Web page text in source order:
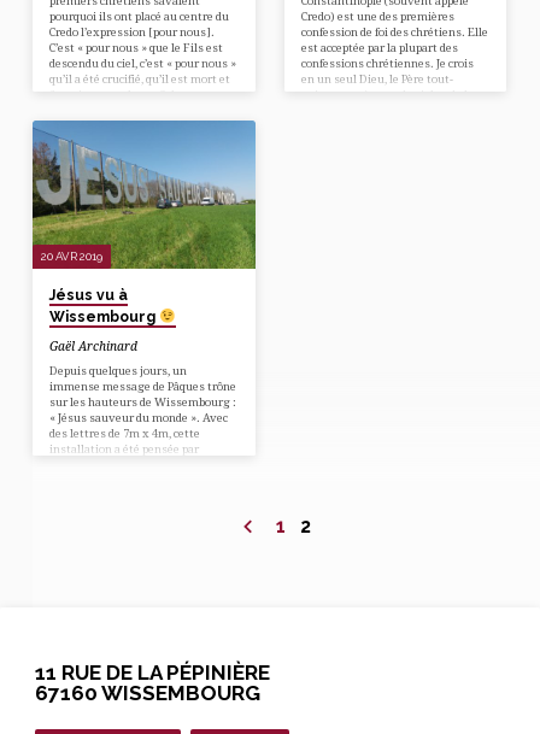
pourquoi ils ont placé au centre du
Credo l’expression [pour nous].
C’est « pour nous » que le Fils est
descendu du ciel, c’est « pour nous »
qu’il a été crucifié, qu’il est mort et
fut mis au tombeau. Cela ne
place », en prenant sur lui ce qui
nous revenait. Dès qu’on fait la
moindre réserve là-dessus, c’est
l’affirmation centrale du
Nouveau…
Credo) est une des premières
confession de foi des chrétiens. Elle
est acceptée par la plupart des
confessions chrétiennes. Je crois
en un seul Dieu, le Père tout-
puissant, créateur du ciel et de la
20 AVR 2019
Jésus vu à
Wissembourg
Gaël Archinard
Depuis quelques jours, un
immense message de Pâques trône
sur les hauteurs de Wissembourg :
« Jésus sauveur du monde ». Avec
des lettres de 7m x 4m, cette
installation a été pensée par
1 2
11 RUE DE LA PÉPINIÈRE
67160 WISSEMBOURG